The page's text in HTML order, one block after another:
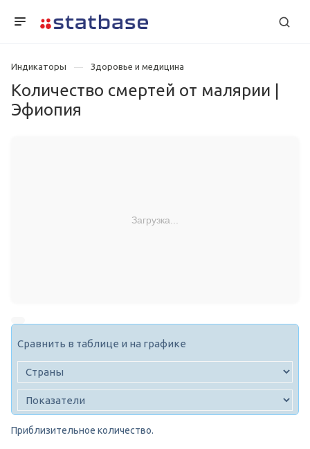
Индикаторы Здоровье и медицина
Количество смертей от малярии |
Эфиопия
Загрузка...
Сравнить в таблице и на графике
Приблизительное количество.